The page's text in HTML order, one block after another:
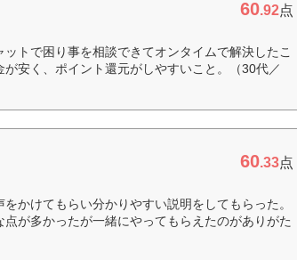
60.92点
トで困り事を相談できてオンタイムで解決したこ
安く、ポイント還元がしやすいこと。（30代／
60.33点
かけてもらい分かりやすい説明をしてもらった。
が多かったが一緒にやってもらえたのがありがた